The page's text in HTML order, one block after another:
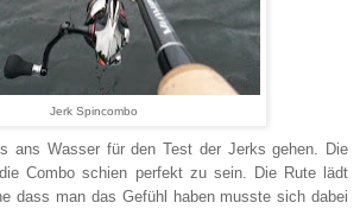
Jerk Spincombo
ans Wasser für den Test der Jerks gehen. Die
Combo schien perfekt zu sein. Die Rute lädt
dass man das Gefühl haben musste sich dabei